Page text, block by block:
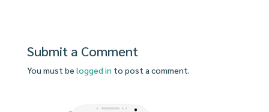
Submit a Comment
You must be logged in to post a comment.